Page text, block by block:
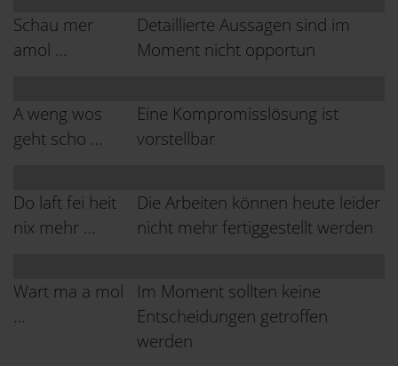
Schau mer
amol …
Detaillierte Aussagen sind im
Moment nicht opportun
A weng wos
geht scho …
Eine Kompromisslösung ist
vorstellbar
Do laft fei heit
nix mehr …
Die Arbeiten können heute leider
nicht mehr fertiggestellt werden
Wart ma a mol
…
Im Moment sollten keine
Entscheidungen getroffen
werden